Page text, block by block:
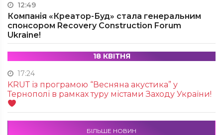
12:49
Компанія «Креатор-Буд» стала генеральним
спонсором Recovery Construction Forum
Ukraine!
18 КВІТНЯ
17:24
KRUТ із програмою “Весняна акустика” у
Тернополі в рамках туру містами Заходу України!
БІЛЬШЕ НОВИН